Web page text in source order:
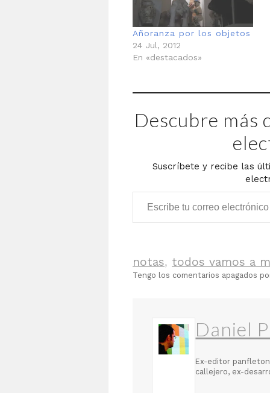
Añoranza por los objetos
24 Jul, 2012
En «destacados»
Descubre más
Suscríbete y recibe las
Escribe tu correo electrónico…
notas, todos vamos a
Tengo los comentarios apagados
Daniel
Ex-editor
callejero, ex-